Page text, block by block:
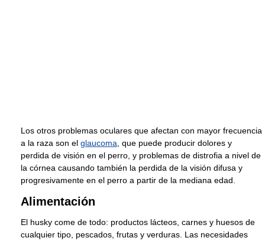
Los otros problemas oculares que afectan con mayor frecuencia
a la raza son el glaucoma , que puede producir dolores y
perdida de visión en el perro, y problemas de distrofia a nivel de
la córnea causando también la perdida de la visión difusa y
progresivamente en el perro a partir de la mediana edad.
Alimentación
El husky come de todo: productos lácteos, carnes y huesos de
cualquier tipo, pescados, frutas y verduras. Las necesidades